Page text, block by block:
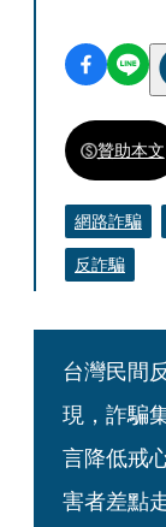
贊助本文
網路詐騙
反詐騙
台灣民間
現，詐騙
言降低戒
害者差點